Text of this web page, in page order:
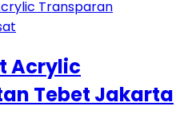
Acrylic
Tebet Jakarta